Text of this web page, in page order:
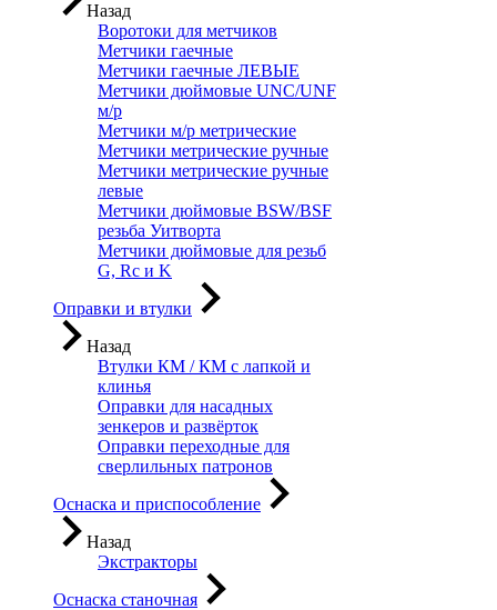
Назад
Воротоки для метчиков
Метчики гаечные
Метчики гаечные ЛЕВЫЕ
Метчики дюймовые UNC/UNF
м/р
Метчики м/р метрические
Метчики метрические ручные
Метчики метрические ручные
левые
Метчики дюймовые BSW/BSF
резьба Уитворта
Метчики дюймовые для резьб
G, Rc и K
Оправки и втулки
Назад
Втулки КМ / КМ с лапкой и
клинья
Оправки для насадных
зенкеров и развёрток
Оправки переходные для
сверлильных патронов
Оснаска и приспособление
Назад
Экстракторы
Оснаска станочная